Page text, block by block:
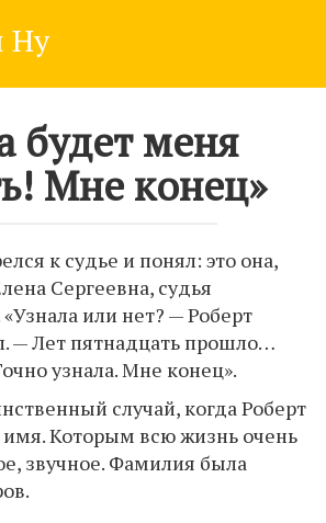
Ну
будет меня
Мне конец»
к судье и понял: это она,
Сергеевна, судья
или нет? — Роберт
— Лет пятнадцать прошло…
узнала. Мне конец».
случай, когда Роберт
имя. Которым всю жизнь очень
звучное. Фамилия была